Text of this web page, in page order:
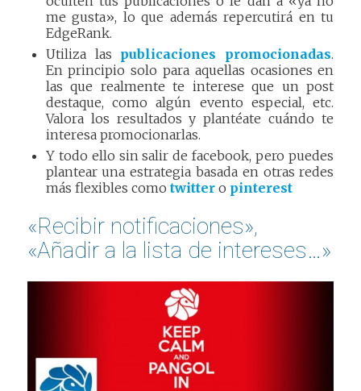
me gusta», lo que además repercutirá en tu
EdgeRank.
Utiliza las publicaciones promocionadas.
En principio solo para aquellas ocasiones en
las que realmente te interese que un post
destaque, como algún evento especial, etc.
Valora los resultados y plantéate cuándo te
interesa promocionarlas.
Y todo ello sin salir de facebook, pero puedes
plantear una estrategia basada en otras redes
más flexibles como twittero pinterest
«Recibir notificaciones»,
«Añadir a la lista de intereses…»